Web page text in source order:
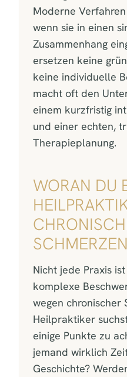
Moderne
wenn sie in einen
Zusammenhang
ersetzen keine
keine individuelle
macht oft den
einem kurzfristig
und einer echten,
Therapieplanung.
WORAN DU
Nicht jede Praxis
komplexe
wegen chronischer
Heilpraktiker
einige Punkte zu
jemand wirklich
Geschichte?